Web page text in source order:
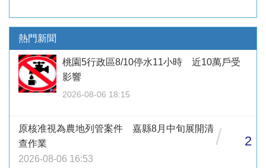
熱門新聞
桃園5行政區8/10停水11小時 近10萬戶受
影響
2026-08-06 18:15
原核准視為農地列管案件 嘉縣8月中旬展開清
查作業
2026-08-06 16:53
/ 2